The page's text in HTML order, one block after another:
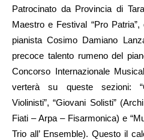
Patrocinato da Provincia di
Maestro e Festival “Pro
pianista Cosimo Damiano
precoce talento rumeno del
Concorso Internazionale
verterà su queste sezioni:
Violinisti”, “Giovani Solisti”
Fiati – Arpa – Fisarmonica) e
Trio all’ Ensemble). Questo il